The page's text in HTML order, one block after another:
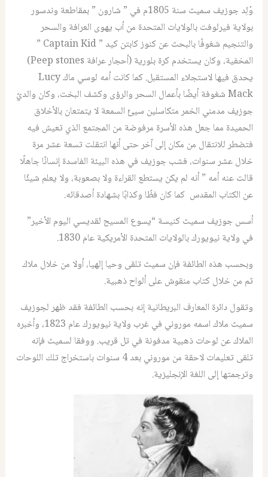
وُلِد جوزيف سميث سنة 1805م في ” شارون ” بمقاطعة وندسور
بولاية فيرلوفت بالولايات المتحدة من أب يهوى العرافة والسحر
والتنجيم شغوفًا بالبحث عن كنوز كابتن كيد ” Captain Kid ”
المخفية، وكان يستخدم كرة بلورية (أحجار عرافة Peep stones)
يحدق فيها لاستجلاء المستقبل. كما كانت أمه لوسي ماك Lucy
Mack شغوفة أيضًا بأعمال السحر والرؤى وكشف البخت، وكان والديّ
جوزيف مدمني الخمر متكاسلين سيئّ السمعة لا يتمتعان بالأخلاق
الحميدة مما جعل هذه الأسرة مرفوضة من المجتمع الذي تعيش فيه
فتضطر للانتقال من مكان إلى آخر حتى أنها انتقلت تسعة عشر مرة
خلال عشر سنوات، فشب جوزيف في هذه البيئة الفاسدة إنسانًا جاهلًا
قالت عنه أمه ” أنه لم يكن يستطع القراءة ولا بصعوبة، ولا يعلم شيئًا
عن الكتاب المقدس كما كان فظًا وكذابًا بشهادة أصدقائه.
أسس جوزيف سميث كنيسة “يسوع المسيح لقديسي اليوم الأخير”
في ولاية نيويورك بالولايات المتحدة الأمريكية عام 1830.
وبحسب هذه الطائفة فإن سميث تلقى وحيا إلهيا، أولا من خلال ملاك
ثم من خلال كتاب منقوش على ألواح ذهبية.
وتقول دائرة المعارف البريطانية إنه بحسب الطائفة فقد ظهر لجوزيف
سميث ملاك اسمه موروني في غرب ولاية نيويورك عام 1823، وأخبره
الملاك عن لوحات ذهبية مدفونة في تل قريب. ووفقا لسميث فإنه
تلقى تعليمات لاحقة من موروني بعد 4 سنوات باستخراج تلك اللوحات
وترجمتها إلى اللغة الإنجليزية.